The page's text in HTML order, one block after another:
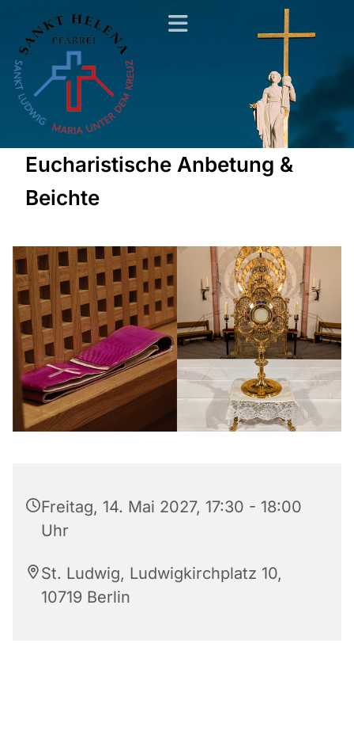
Eucharistische Anbetung &
Beichte
Freitag, 14. Mai 2027, 17:30 - 18:00
Uhr
St. Ludwig, Ludwigkirchplatz 10,
10719 Berlin